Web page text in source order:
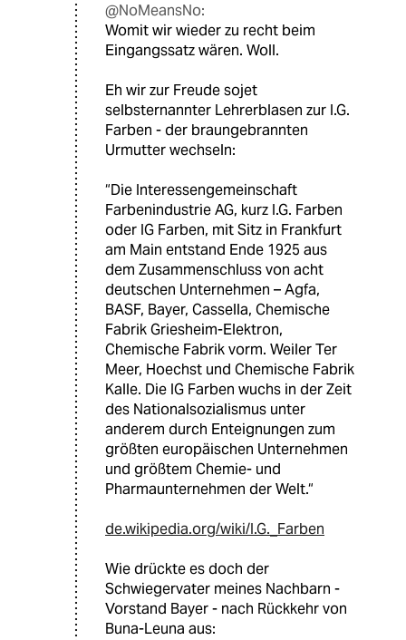
@NoMeansNo:
Womit wir wieder zu recht beim
Eingangssatz wären. Woll.
Eh wir zur Freude sojet
selbsternannter Lehrerblasen zur I.G.
Farben - der braungebrannten
Urmutter wechseln:
“Die Interessengemeinschaft
Farbenindustrie AG, kurz I.G. Farben
oder IG Farben, mit Sitz in Frankfurt
am Main entstand Ende 1925 aus
dem Zusammenschluss von acht
deutschen Unternehmen – Agfa,
BASF, Bayer, Cassella, Chemische
Fabrik Griesheim-Elektron,
Chemische Fabrik vorm. Weiler Ter
Meer, Hoechst und Chemische Fabrik
Kalle. Die IG Farben wuchs in der Zeit
des Nationalsozialismus unter
anderem durch Enteignungen zum
größten europäischen Unternehmen
und größtem Chemie- und
Pharmaunternehmen der Welt.“
de.wikipedia.org/wiki/I.G._Farben
Wie drückte es doch der
Schwiegervater meines Nachbarn -
Vorstand Bayer - nach Rückkehr von
Buna-Leuna aus: